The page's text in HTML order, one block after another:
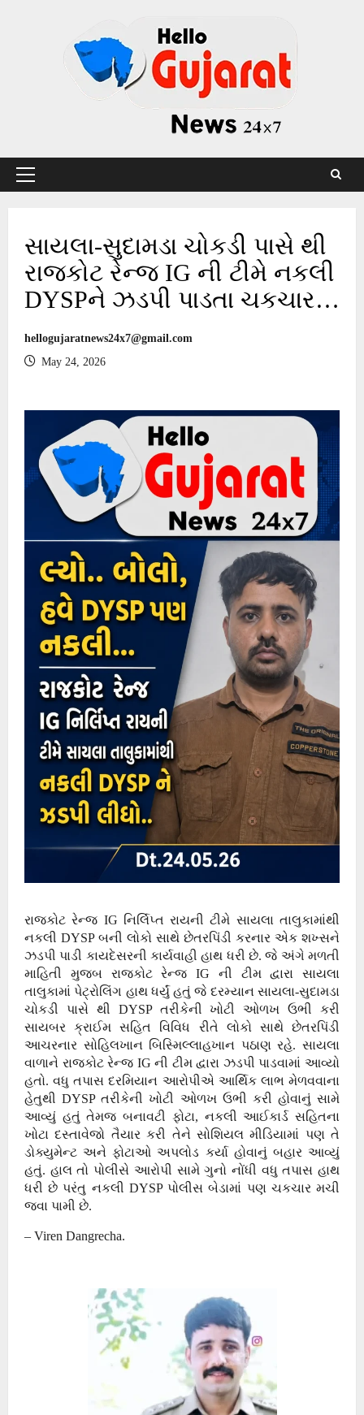
Primary
સાયલા-સુદામડા ચોકડી પાસે થી
રાજકોટ રેન્જ IG ની ટીમે નકલી
DYSPને ઝડપી પાડતા ચકચાર…
hellogujaratnews24x7@gmail.com
May 24, 2026
રાજકોટ રેન્જ IG નિર્લિપ્ત રાયની ટીમે સાયલા તાલુકામાંથી
નકલી DYSP બની લોકો સાથે છેતરપિંડી કરનાર એક શખ્સને
ઝડપી પાડી કાયદેસરની કાર્યવાહી હાથ ધરી છે. જે અંગે મળતી
માહિતી મુજબ રાજકોટ રેન્જ IG ની ટીમ દ્વારા સાયલા
તાલુકામાં પેટ્રોલિંગ હાથ ધર્યું હતું જે દરમ્યાન સાયલા-સુદામડા
ચોકડી પાસે થી DYSP તરીકેની ખોટી ઓળખ ઉભી કરી
સાયબર ક્રાઈમ સહિત વિવિધ રીતે લોકો સાથે છેતરપિંડી
આચરનાર સોહિલખાન બિસ્મિલ્લાહખાન પઠાણ રહે. સાયલા
વાળાને રાજકોટ રેન્જ IG ની ટીમ દ્વારા ઝડપી પાડવામાં આવ્યો
હતો. વધુ તપાસ દરમિયાન આરોપીએ આર્થિક લાભ મેળવવાના
હેતુથી DYSP તરીકેની ખોટી ઓળખ ઉભી કરી હોવાનું સામે
આવ્યું હતું તેમજ બનાવટી ફોટા, નકલી આઈકાર્ડ સહિતના
ખોટા દસ્તાવેજો તૈયાર કરી તેને સોશિયલ મીડિયામાં પણ તે
ડોક્યુમેન્ટ અને ફોટાઓ અપલોડ કર્યા હોવાનું બહાર આવ્યું
હતું. હાલ તો પોલીસે આરોપી સામે ગુનો નોંધી વધુ તપાસ હાથ
ધરી છે પરંતુ નકલી DYSP પોલીસ બેડામાં પણ ચકચાર મચી
જવા પામી છે.
– Viren Dangrecha.